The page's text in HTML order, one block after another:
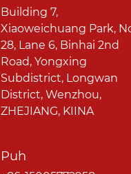
Building 7,
Xiaoweichuang Park,
28, Lane 6, Binhai 2nd
Road, Yongxing
Subdistrict, Longwan
District, Wenzhou,
ZHEJIANG, KIINA
Puh